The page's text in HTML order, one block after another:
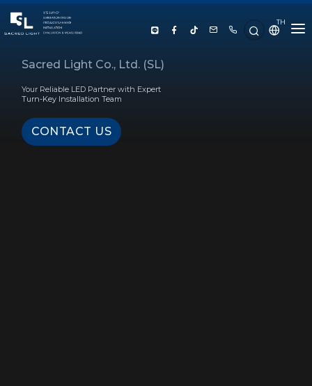
TH
HOME
ABOUT US
PRODUCT
Sacred Light Co., Ltd. (SL)
Your Reliable LED Partner with Expert
Turn-Key Installation Team
CONTACT US